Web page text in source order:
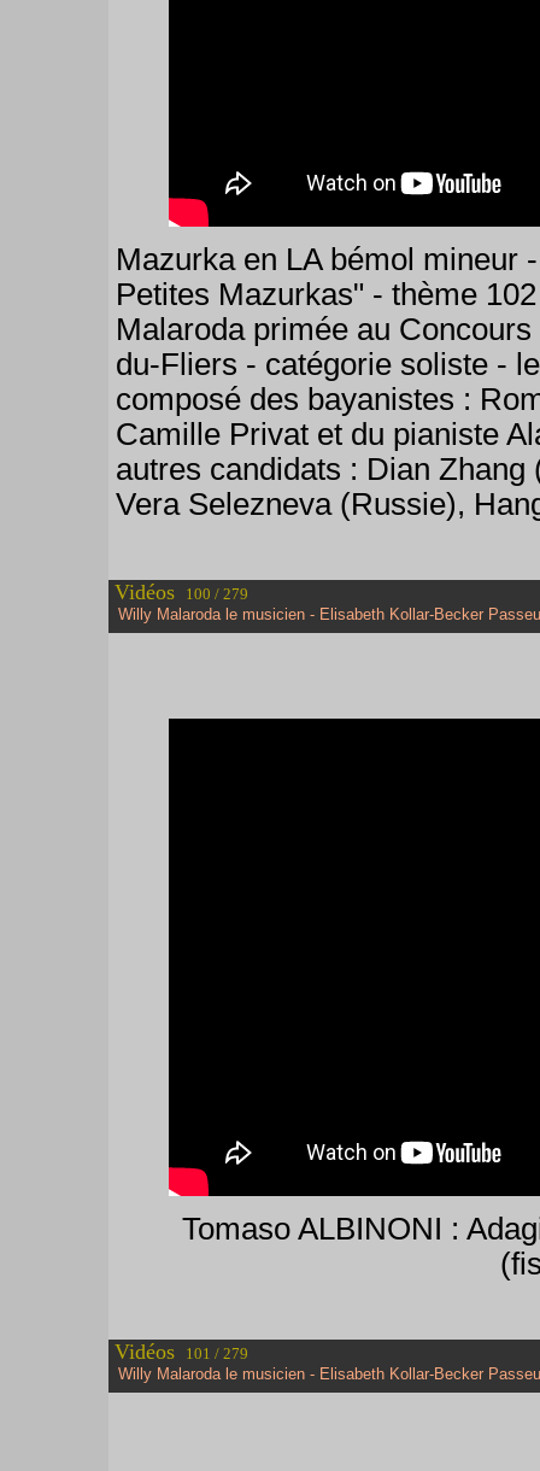
Mazurka en LA bémol mineur
Petites Mazurkas" - thème
Malaroda primée au
du-Fliers - catégorie soliste -
composé des bayanistes :
Camille Privat et du pianiste
autres candidats : Dian
Vera Selezneva (Russie),
Vidéos 100 / 279
Willy Malaroda le musicien - Elisabeth Kollar-Becker
Tomaso ALBINONI :
Vidéos 101 / 279
Willy Malaroda le musicien - Elisabeth Kollar-Becker